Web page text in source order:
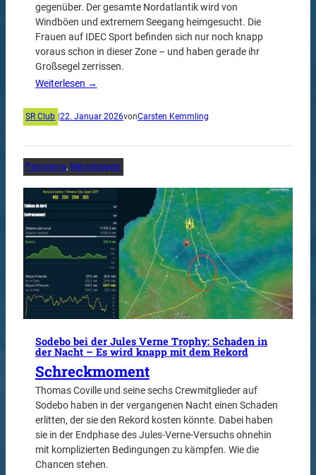
gegenüber. Der gesamte Nordatlantik wird von
Windböen und extremem Seegang heimgesucht. Die
Frauen auf IDEC Sport befinden sich nur noch knapp
voraus schon in dieser Zone – und haben gerade ihr
Großsegel zerrissen.
Weiterlesen →
SR Club 22. Januar 2026vonCarsten Kemmling
Panorama, Rekordsegeln
Sodebo bei der Jules Verne Trophy: Schaden in
der Nacht – Es wird knapp mit dem Rekord
Schreckmoment
Thomas Coville und seine sechs Crewmitglieder auf
Sodebo haben in der vergangenen Nacht einen Schaden
erlitten, der sie den Rekord kosten könnte. Dabei haben
sie in der Endphase des Jules-Verne-Versuchs ohnehin
mit komplizierten Bedingungen zu kämpfen. Wie die
Chancen stehen.